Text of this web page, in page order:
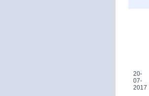
20-
07-
2017